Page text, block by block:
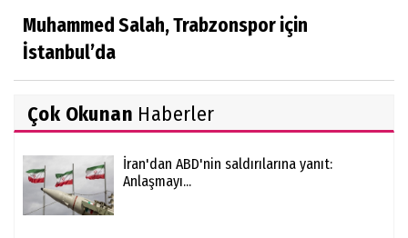
Muhammed Salah, Trabzonspor için
İstanbul’da
Çok Okunan Haberler
İran'dan ABD'nin saldırılarına yanıt:
Anlaşmayı...